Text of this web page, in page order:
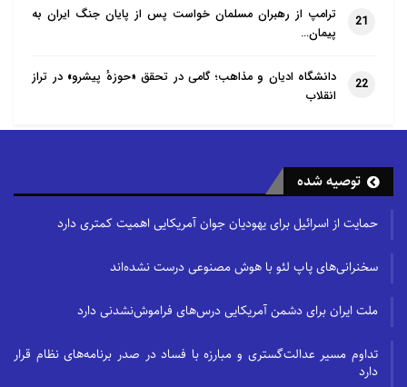
21
ترامپ از رهبران مسلمان خواست پس از پایان جنگ ایران به
پیمان…
22
دانشگاه ادیان و مذاهب؛ گامی در تحقق «حوزهٔ پیشرو» در تراز
انقلاب
توصیه شده
حمایت از اسرائیل برای یهودیان جوان آمریکایی اهمیت کمتری دارد
سخنرانی‌های پاپ لئو با هوش مصنوعی درست نشده‌اند
ملت ایران برای دشمن آمریکایی درس‌های فراموش‌نشدنی دارد
تداوم مسیر عدالت‌گستری و مبارزه با فساد در صدر برنامه‌های نظام قرار
دارد